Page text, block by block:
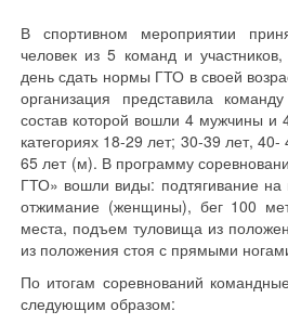
В спортивном мероприятии
человек из 5 команд и
день сдать нормы ГТО в своей
организация представила
состав которой вошли 4 мужчины и
категориях 18-29 лет; 30-39 лет,
65 лет (м). В программу
ГТО» вошли виды: подтягивание
отжимание (женщины), бег 100
места, подъем туловища из
из положения стоя с прямыми
По итогам соревнований
следующим образом: